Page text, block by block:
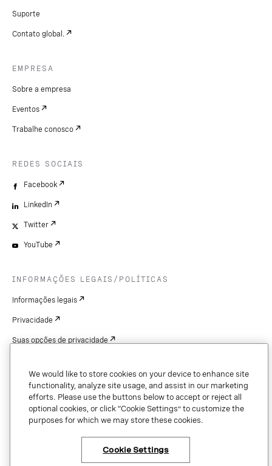
Suporte
Contato global.
EMPRESA
Sobre a empresa
Eventos
Trabalhe conosco
REDES SOCIAIS
Facebook
LinkedIn
Twitter
YouTube
INFORMAÇÕES LEGAIS/POLÍTICAS
Informações legais
Privacidade
Suas opções de privacidade
Patentes
Copyright
Segurança e confiança
We would like to store cookies on your device to enhance site
functionality, analyze site usage, and assist in our marketing
efforts. Please use the buttons below to accept or reject all
optional cookies, or click “Cookie Settings” to customize the
purposes for which we may store these cookies.
Cookie Settings